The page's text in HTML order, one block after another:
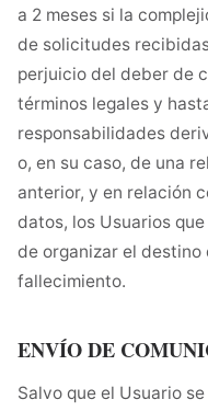
a 2 meses si la
de solicitudes
perjuicio del deber de
términos legales y
responsabilidades
o, en su caso, de una
anterior, y en relación
datos, los Usuarios
de organizar el destino
fallecimiento.
ENVÍO DE
Salvo que el Usuario